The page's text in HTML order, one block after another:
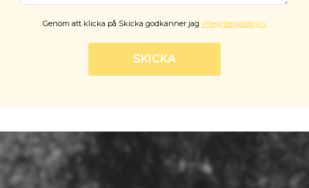
Genom att klicka på Skicka godkänner jag integritetspolicyn.
SKICKA